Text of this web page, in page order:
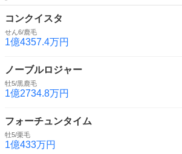
コンクイスタ
せん6/鹿毛
1億4357.4万円
ノーブルロジャー
牡5/黒鹿毛
1億2734.8万円
フォーチュンタイム
牡5/栗毛
1億433万円